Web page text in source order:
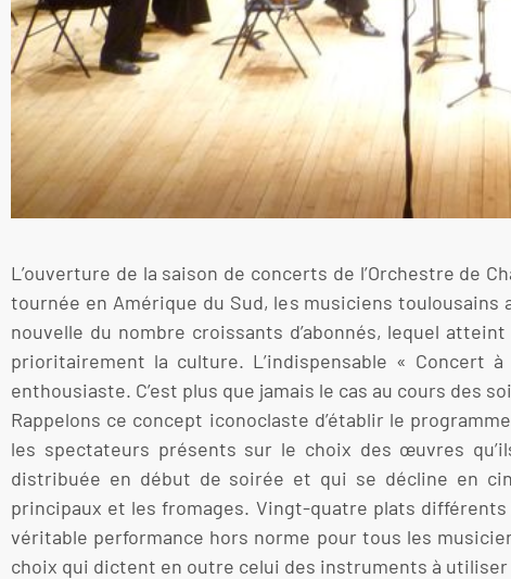
L’ouverture de la saison de concerts de l’Orchestre de
tournée en Amérique du Sud, les musiciens
nouvelle du nombre croissants d’abonnés, lequel
prioritairement la culture. L’indispensable «
enthousiaste. C’est plus que jamais le cas au cours des
Rappelons ce concept iconoclaste d’établir le
les spectateurs présents sur le choix des œuvres
distribuée en début de soirée et qui se décline en
principaux et les fromages. Vingt-quatre plats
véritable performance hors norme pour tous les
choix qui dictent en outre celui des instruments à utiliser